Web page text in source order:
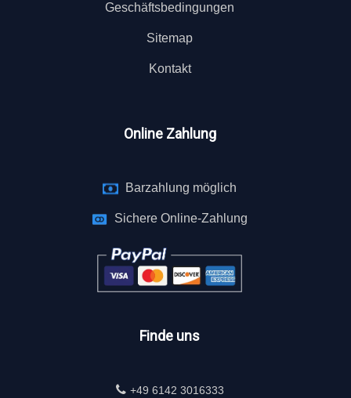
Geschäftsbedingungen
Sitemap
Kontakt
Online Zahlung
Barzahlung möglich
Sichere Online-Zahlung
Finde uns
+49 6142 3016333